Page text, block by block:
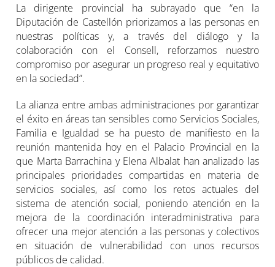
La dirigente provincial ha subrayado que “en la
Diputación de Castellón priorizamos a las personas en
nuestras políticas y, a través del diálogo y la
colaboración con el Consell, reforzamos nuestro
compromiso por asegurar un progreso real y equitativo
en la sociedad”.
La alianza entre ambas administraciones por garantizar
el éxito en áreas tan sensibles como Servicios Sociales,
Familia e Igualdad se ha puesto de manifiesto en la
reunión mantenida hoy en el Palacio Provincial en la
que Marta Barrachina y Elena Albalat han analizado las
principales prioridades compartidas en materia de
servicios sociales, así como los retos actuales del
sistema de atención social, poniendo atención en la
mejora de la coordinación interadministrativa para
ofrecer una mejor atención a las personas y colectivos
en situación de vulnerabilidad con unos recursos
públicos de calidad.